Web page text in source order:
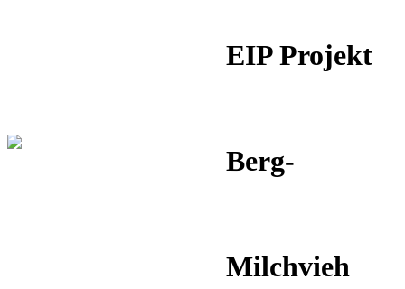
EIP Projekt
Berg-
Milchvieh